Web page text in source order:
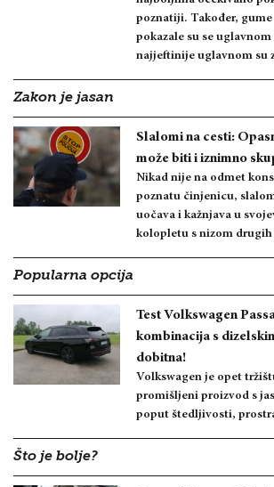
poznatiji. Također,
pokazale su se
najjeftinije uglavnom su
Zakon je jasan
Slalomi na cesti:
može biti i iznimno
Nikad nije na odmet
poznatu činjenicu,
uočava i kažnjava u
kolopletu s nizom
Popularna opcija
Test Volkswagen
kombinacija s
dobitna!
Volkswagen je opet
promišljeni proizvod s
poput štedljivosti,
Što je bolje?